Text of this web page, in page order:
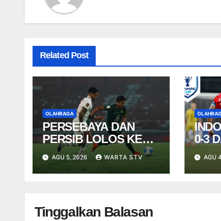
Related Post
OLAHRAGA
PERSEBAYA DAN
PERSIB LOLOS KE
FINAL PIALA
PRESIDEN 2026
AGU 5, 2026 WARTA STV
0-3
AGU
Tinggalkan Balasan